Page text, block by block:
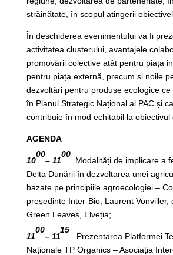
străinătate, în scopul atingerii
În deschiderea evenimentului va fi
activitatea clusterului, avantajele
promovării colective atât pentru piaţa
pentru piața externă, precum și noile
dezvoltări pentru produse ecologice
în Planul Strategic Național al PAC și
contribuie în mod echitabil la obiectivul
AGENDA
10
00
– 11
00
Modalități de implicare a
Delta Dunării în dezvoltarea unei
bazate pe principiile agroecologiei –
președinte Inter-Bio, Laurent Vonviller,
Green Leaves, Elveția;
11
00
– 11
15
Prezentarea Platformei
Naționale TP Organics – Asociația